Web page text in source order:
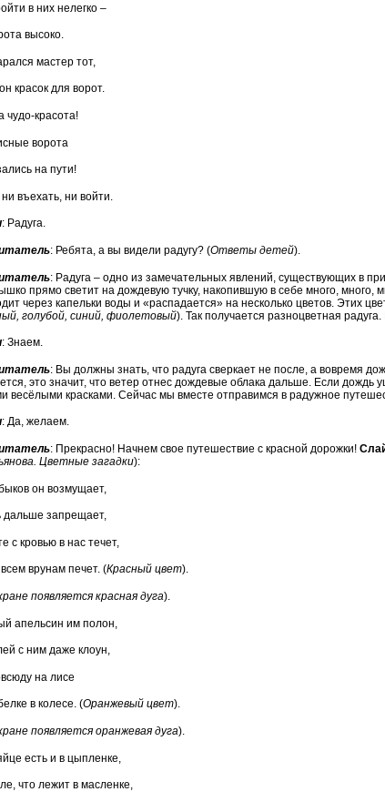
в них нелегко –
высоко.
мастер тот,
красок для ворот.
чудо-красота!
ворота
на пути!
въехать, ни войти.
: Радуга.
: Ребята, а вы видели радугу? (Ответы детей).
: Радуга – одно из замечательных явлений, существующих в
прямо светит на дождевую тучку, накопившую в себе много, много,
через капельки воды и «распадается» на несколько цветов. Этих
голубой, синий, фиолетовый). Так получается разноцветная
: Знаем.
: Вы должны знать, что радуга сверкает не после, а вовремя
это значит, что ветер отнес дождевые облака дальше. Если
весёлыми красками. Сейчас мы вместе отправимся в радужное
: Да, желаем.
: Прекрасно! Начнем свое путешествие с красной дорожки!
Цветные загадки):
он возмущает,
дальше запрещает,
с кровью в нас течет,
врунам печет. (Красный цвет).
появляется красная дуга).
апельсин им полон,
с ним даже клоун,
на лисе
в колесе. (Оранжевый цвет).
появляется оранжевая дуга).
есть и в цыпленке,
что лежит в масленке,